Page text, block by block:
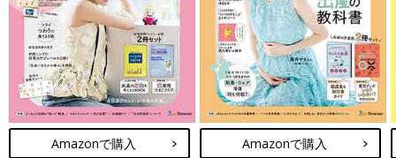
Amazonで購入 Amazonで購入